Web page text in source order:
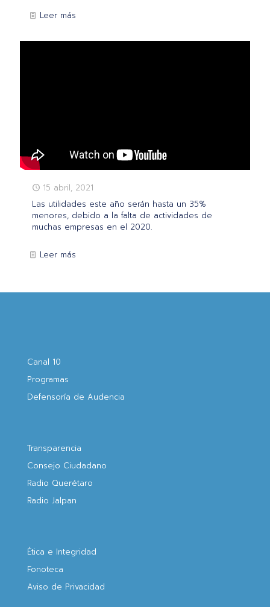
Leer más
15 abril, 2021
Las utilidades este año serán hasta un 35%
menores, debido a la falta de actividades de
muchas empresas en el 2020.
Leer más
Canal 10
Programas
Defensoría de Audencia
Transparencia
Consejo Ciudadano
Radio Querétaro
Radio Jalpan
Ética e Integridad
Fonoteca
Aviso de Privacidad